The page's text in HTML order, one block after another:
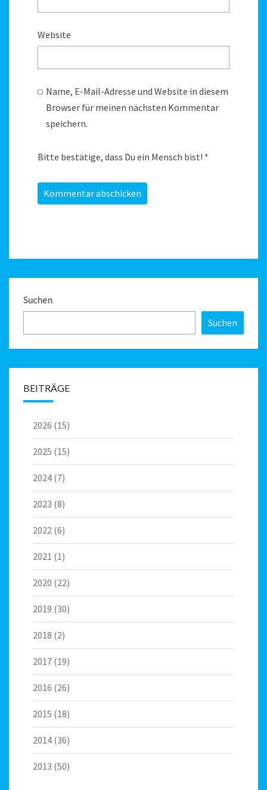
Website
Name, E-Mail-Adresse und Website in diesem
Browser für meinen nächsten Kommentar
speichern.
Bitte bestätige, dass Du ein Mensch bist! *
Suchen
Suchen
BEITRÄGE
2026 (15)
2025 (15)
2024 (7)
2023 (8)
2022 (6)
2021 (1)
2020 (22)
2019 (30)
2018 (2)
2017 (19)
2016 (26)
2015 (18)
2014 (36)
2013 (50)